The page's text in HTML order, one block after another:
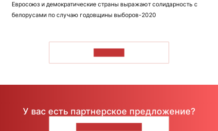
Евросоюз и демократические страны выражают солидарность с
белорусами по случаю годовщины выборов-2020
У вас есть партнерское предложение?